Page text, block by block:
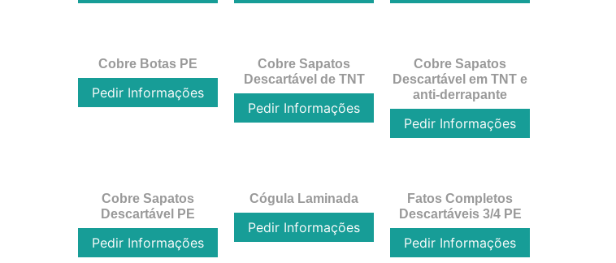
Cobre Botas PE
Pedir Informações
Cobre Sapatos
Descartável de TNT
Pedir Informações
Cobre Sapatos
Descartável em TNT e
anti-derrapante
Pedir Informações
Cobre Sapatos
Descartável PE
Pedir Informações
Cógula Laminada
Pedir Informações
Fatos Completos
Descartáveis 3/4 PE
Pedir Informações